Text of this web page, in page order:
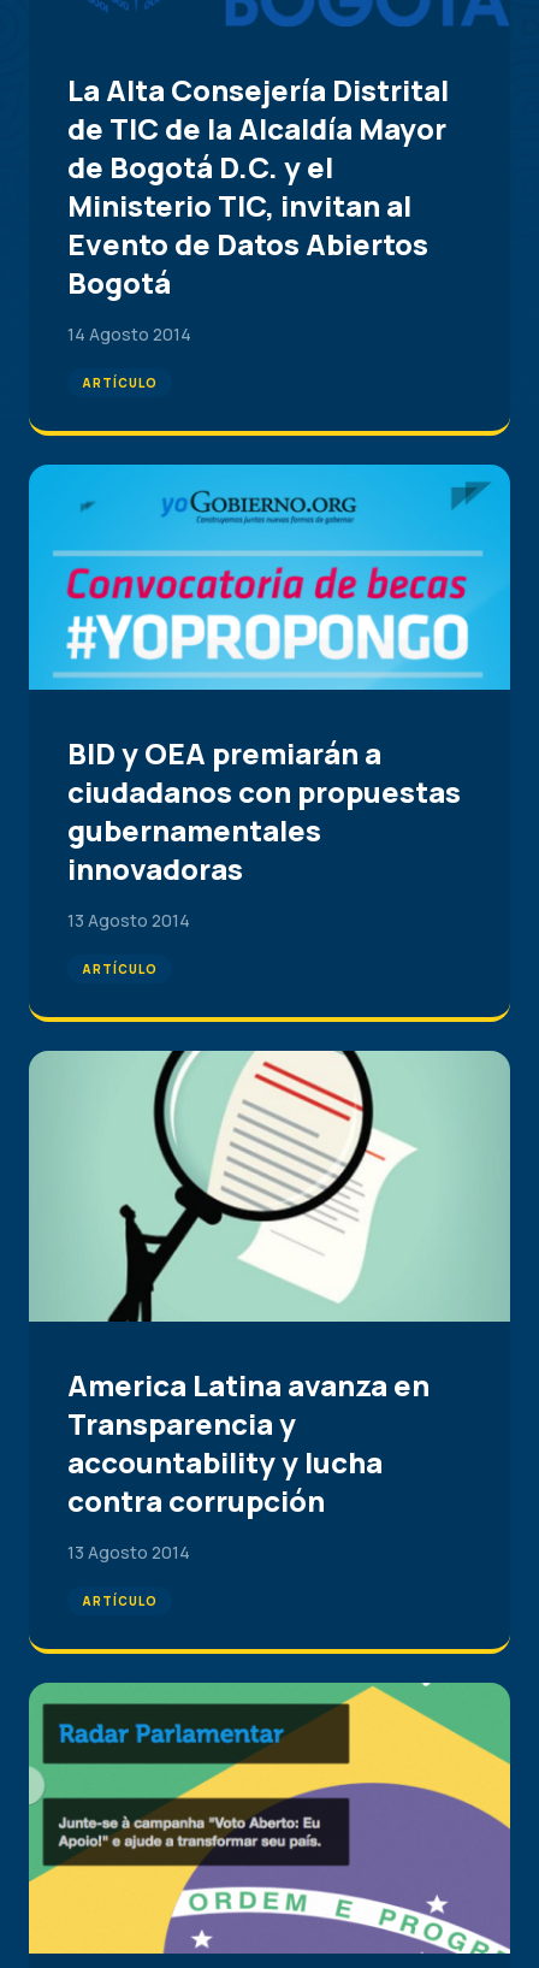
La Alta Consejería Distrital
de TIC de la Alcaldía Mayor
de Bogotá D.C. y el
Ministerio TIC, invitan al
Evento de Datos Abiertos
Bogotá
14 Agosto 2014
ARTÍCULO
BID y OEA premiarán a
ciudadanos con propuestas
gubernamentales
innovadoras
13 Agosto 2014
ARTÍCULO
America Latina avanza en
Transparencia y
accountability y lucha
contra corrupción
13 Agosto 2014
ARTÍCULO